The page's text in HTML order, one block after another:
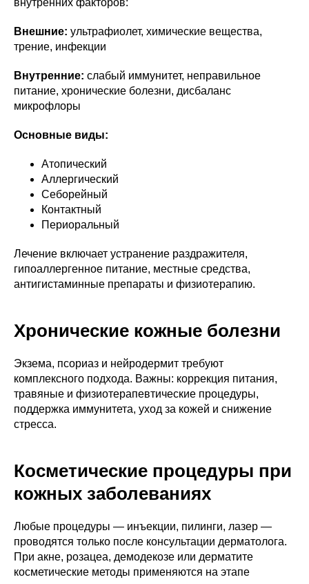
внутренних факторов:
Внешние: ультрафиолет, химические вещества,
трение, инфекции
Внутренние: слабый иммунитет, неправильное
питание, хронические болезни, дисбаланс
микрофлоры
Основные виды:
Атопический
Аллергический
Себорейный
Контактный
Периоральный
Лечение включает устранение раздражителя,
гипоаллергенное питание, местные средства,
антигистаминные препараты и физиотерапию.
Хронические кожные болезни
Экзема, псориаз и нейродермит требуют
комплексного подхода. Важны: коррекция питания,
травяные и физиотерапевтические процедуры,
поддержка иммунитета, уход за кожей и снижение
стресса.
Косметические процедуры при
кожных заболеваниях
Любые процедуры — инъекции, пилинги, лазер —
проводятся только после консультации дерматолога.
При акне, розацеа, демодекозе или дерматите
косметические методы применяются на этапе